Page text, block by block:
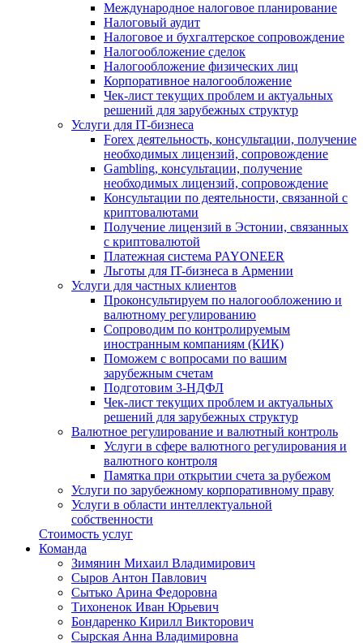
Международное налоговое планирование
Налоговый аудит
Налоговое и бухгалтерское сопровождение
Налогообложение сделок
Налогообложение физических лиц
Корпоративное налогообложение
Чек-лист текущих проблем и актуальных
решений для зарубежных структур
Услуги для IT-бизнеса
Forex деятельность, консультации, получение
необходимых лицензий, сопровождение
Gambling, консультации, получение
необходимых лицензий, сопровождение
Консультации по деятельности, связанной с
криптовалютами
Получение лицензий в Эстонии, связанных
с криптовалютой
Платежная система PAYONEER
Льготы для IT-бизнеса в Армении
Услуги для частных клиентов
Проконсультируем по налогообложению и
валютному регулированию
Сопроводим по контролируемым
иностранным компаниям (КИК)
Поможем с вопросами по вашим
зарубежным счетам
Подготовим 3-НДФЛ
Чек-лист текущих проблем и актуальных
решений для зарубежных структур
Валютное регулирование и валютный контроль
Услуги в сфере валютного регулирования и
валютного контроля
Памятка при открытии счета за рубежом
Услуги по зарубежному корпоративному праву
Услуги в области интеллектуальной
собственности
Стоимость услуг
Команда
Зимянин Михаил Владимирович
Сыров Антон Павлович
Сытько Арина Федоровна
Тихоненок Иван Юрьевич
Бондаренко Кирилл Викторович
Сырская Анна Владимировна